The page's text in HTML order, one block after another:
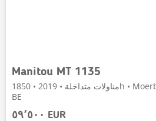
Manitou MT 1135
مناولات متداخلة • 2019 • 1850h • Moerbeke، Oost-Vlaanderen,
BE
٥٩٬٥٠٠ EUR